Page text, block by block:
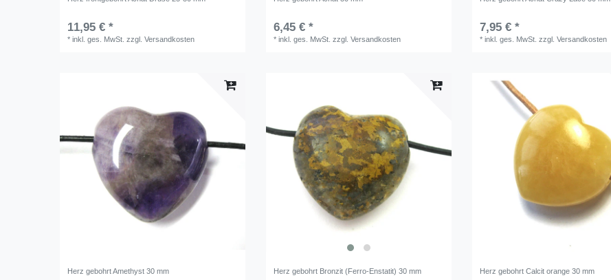
11,95 € *
*inkl. ges. MwSt. zzgl.Versandkosten
6,45 € *
*inkl. ges. MwSt. zzgl.Versandkosten
7,95 € *
*inkl. ges. MwSt. zzgl.Versandkosten
Herz gebohrt Amethyst 30 mm Herz gebohrt Bronzit (Ferro-Enstatit) 30 mm Herz gebohrt Calcit orange 30 mm